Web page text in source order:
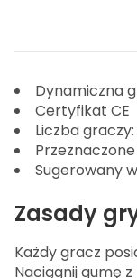
Dynamiczna
Certyfikat CE
Liczba graczy:
Sugerowany
Zasady
Każdy gracz
Naciągnij gumę